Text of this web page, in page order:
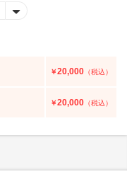
￥20,000 （税込）
￥20,000 （税込）